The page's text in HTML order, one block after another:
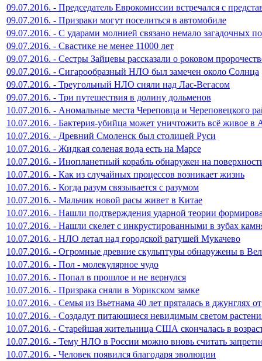
09.07.2016. - Председатель Еврокомиссии встречался с
09.07.2016. - Призраки могут поселиться в автомобиле
09.07.2016. - С ударами молнией связано немало загадочных
09.07.2016. - Свастике не менее 11000 лет
09.07.2016. - Сестры Зайцевы рассказали о роковом
09.07.2016. - Сигарообразный НЛО был замечен около Солнца
09.07.2016. - Треугольный НЛО сняли над Лас-Вегасом
09.07.2016. - Три путешествия в долину дольменов
10.07.2016. - Аномальные места Череповца и Череповецкого
10.07.2016. - Бактерия-убийца может уничтожить всё живое в
10.07.2016. - Древний Смоленск был столицей Руси
10.07.2016. - Жидкая соленая вода есть на Марсе
10.07.2016. - Инопланетный корабль обнаружен на
10.07.2016. - Как из случайных процессов возникает жизнь
10.07.2016. - Когда разум связывается с разумом
10.07.2016. - Мальчик новой расы живет в Китае
10.07.2016. - Нашли подтверждения ударной теории
10.07.2016. - Нашли скелет с инкрустированными в зубах
10.07.2016. - НЛО летал над городской ратушей Мукачево
10.07.2016. - Огромные древние скульптуры обнаружены в
10.07.2016. - Пол - молекулярное чудо
10.07.2016. - Попал в прошлое и не вернулся
10.07.2016. - Призрака сняли в Уорикском замке
10.07.2016. - Семья из Вьетнама 40 лет пряталась в
10.07.2016. - Создадут питающиеся невидимым светом
10.07.2016. - Старейшая жительница США скончалась в
10.07.2016. - Тему НЛО в России можно вновь считать
10.07.2016. - Человек появился благодаря эволюции